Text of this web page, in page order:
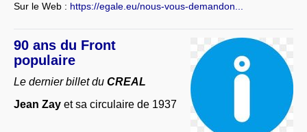
Sur le Web : https://egale.eu/nous-vous-demandon...
90 ans du Front
populaire
Le dernier billet du CREAL
Jean Zay et sa circulaire de 1937